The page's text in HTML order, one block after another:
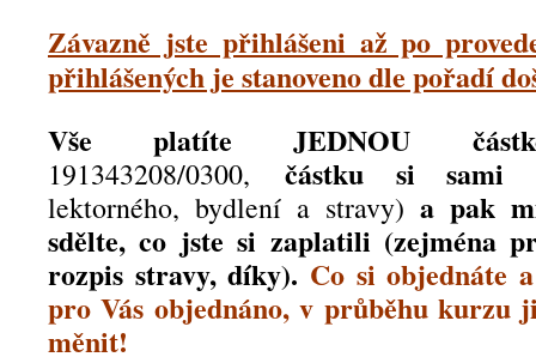
Závazně jste přihlášeni až po
přihlášených je stanoveno dle pořadí
Vše platíte JEDNOU
191343208/0300, částku si sami
lektorného, bydlení a stravy) a pak
sdělte, co jste si zaplatili (zejména
rozpis stravy, díky). Co si objednáte
pro Vás objednáno, v průběhu kurzu
měnit!